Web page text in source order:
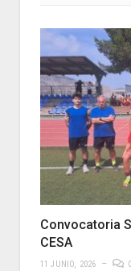
Convocatoria
CESA
11 JUNIO, 2026 0